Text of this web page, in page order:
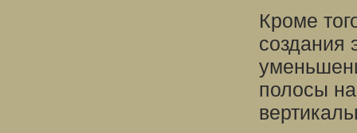
Кроме
создания
полосы